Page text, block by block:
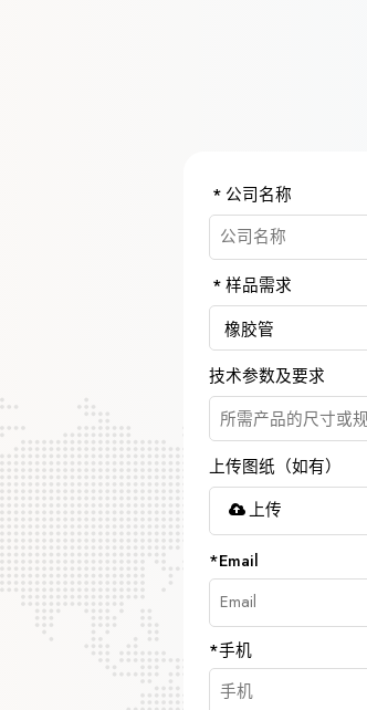
公司名称
样品需求
技术参数及要求
上传图纸（如有）
上传
*Email
*手机